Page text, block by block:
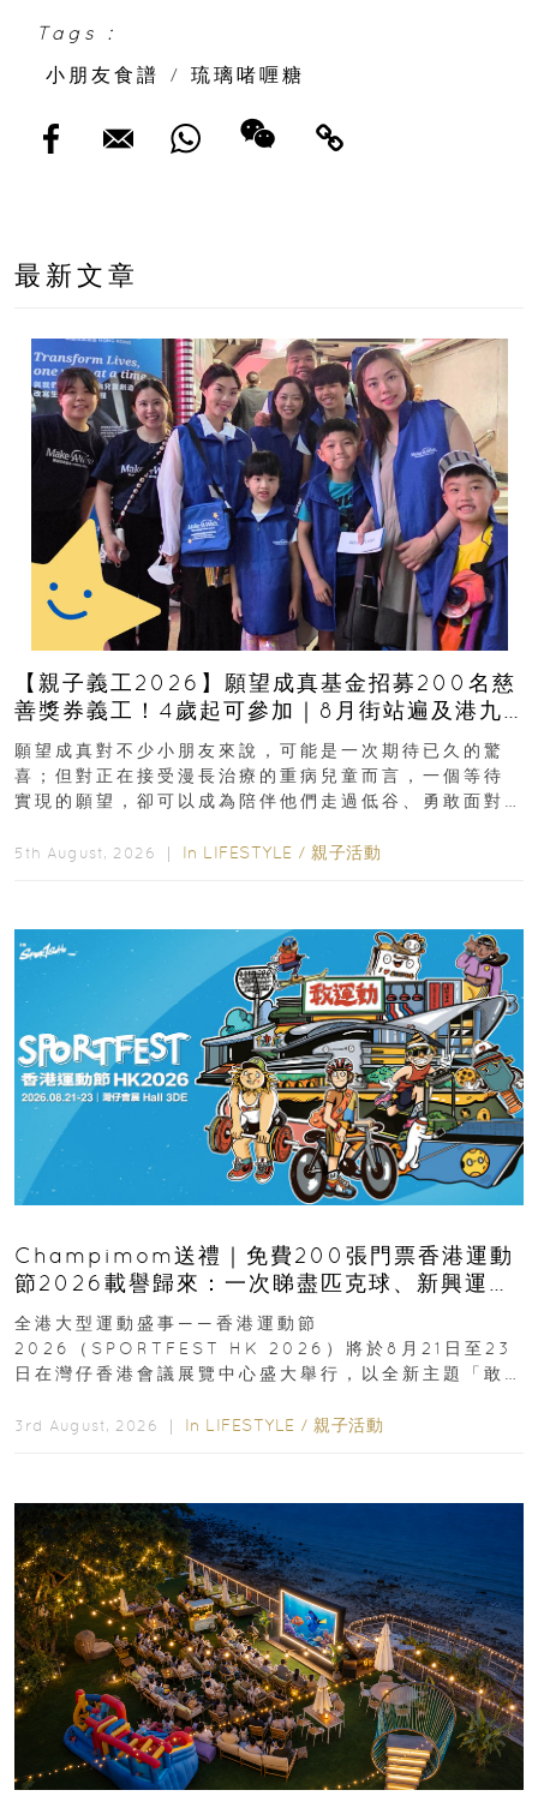
Tags :
小朋友食譜
/ 琉璃啫喱糖
最新文章
【親子義工2026】願望成真基金招募200名慈
善獎券義工！4歲起可參加｜8月街站遍及港九
新界
願望成真對不少小朋友來說，可能是一次期待已久的驚
喜；但對正在接受漫長治療的重病兒童而言，一個等待
實現的願望，卻可以成為陪伴他們走過低谷、勇敢面對
5th August, 2026 ｜ In LIFESTYLE / 親子活動
Champimom送禮｜免費200張門票香港運動
節2026載譽歸來：一次睇盡匹克球、新興運
動、街舞比賽＋逾百運動品牌展覽
全港大型運動盛事——香港運動節
2026（SPORTFEST HK 2026）將於8月21日至23
日在灣仔香港會議展覽中心盛大舉行，以全新主題「敢
3rd August, 2026 ｜ In LIFESTYLE / 親子活動